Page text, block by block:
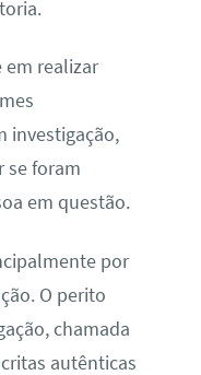
realizar
investigação,
se foram
em questão.
por
O perito
chamada
autênticas